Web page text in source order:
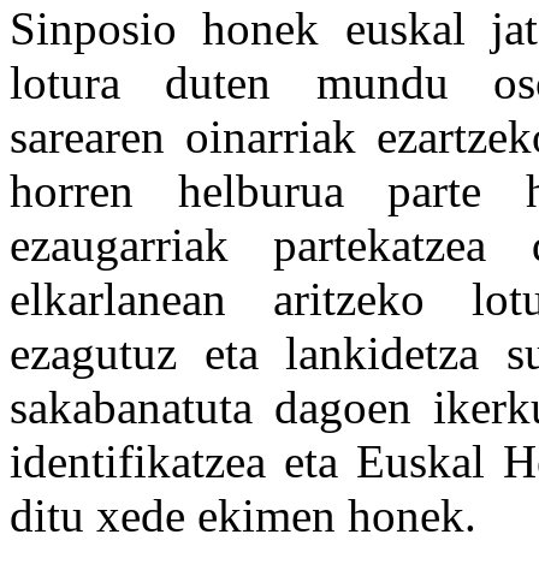
Sinposio honek euskal
lotura duten mundu
sarearen oinarriak
horren helburua parte
ezaugarriak
elkarlanean aritzeko
ezagutuz eta lankidetza
sakabanatuta dagoen
identifikatzea eta Euskal
ditu xede ekimen honek.